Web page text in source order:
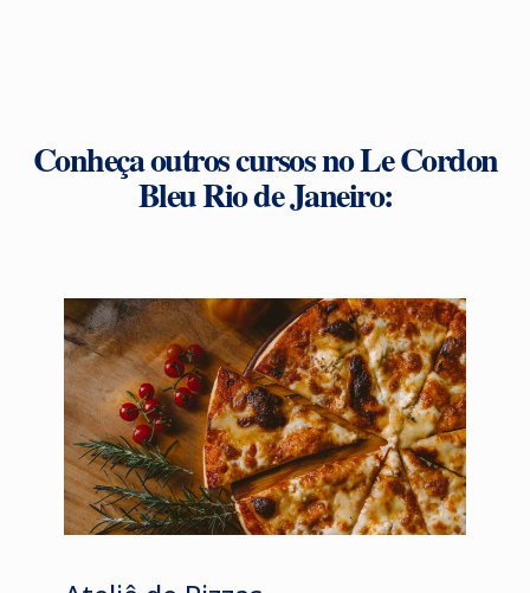
Conheça outros cursos no Le Cordon
Bleu Rio de Janeiro: